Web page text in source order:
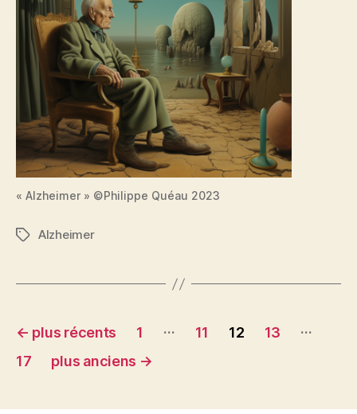
« Alzheimer » ©Philippe Quéau 2023
Étiquettes
Alzheimer
Pagination
des
← plus récents 1 … 11 12 13
…
17
plus anciens →